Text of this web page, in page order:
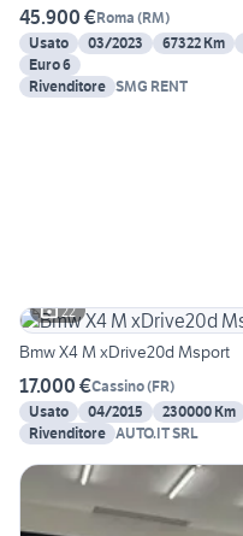
45.900 €Roma (RM)
Usato
03/2023 67322 Km
Euro 6
Rivenditore SMG RENT
22
Bmw X4 M xDrive20d Msport
17.000 €Cassino(FR)
Usato
04/2015 230000 Km
Rivenditore AUTO.IT SRL